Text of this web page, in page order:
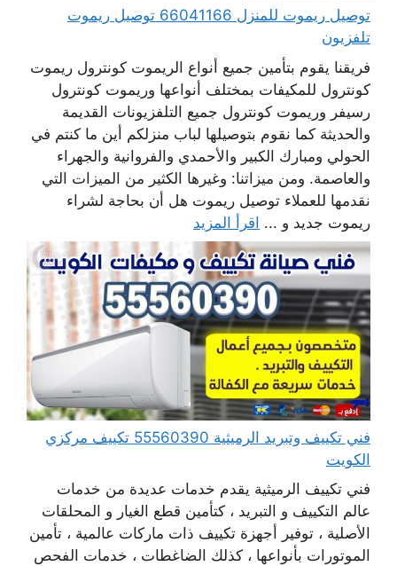
توصيل ريموت للمنزل 66041166 توصيل ريموت
تلفزيون
فريقنا يقوم بتأمين جميع أنواع الريموت كونترول ريموت
كونترول للمكيفات بمختلف أنواعها وريموت كونترول
رسيفر وريموت كونترول جميع التلفزيونات القديمة
والحديثة كما نقوم بتوصيلها لباب منزلكم أين ما كنتم في
الحولي ومبارك الكبير والأحمدي والفروانية والجهراء
والعاصمة. ومن ميزاتنا: وغيرها الكثير من الميزات التي
نقدمها للعملاء توصيل ريموت هل أن بحاجة لشراء
ريموت جديد و ... اقرأ المزيد
فني تكييف وتبريد الرميثية 55560390 تكييف مركزي
الكويت
فني تكييف الرميثية يقدم خدمات عديدة من خدمات
عالم التكييف و التبريد ، كتأمين قطع الغيار و المحلقات
الأصلية ، توفير أجهزة تكييف ذات ماركات عالمية ، تأمين
الموتورات بأنواعها ، كذلك الضاغطات ، خدمات الفحص